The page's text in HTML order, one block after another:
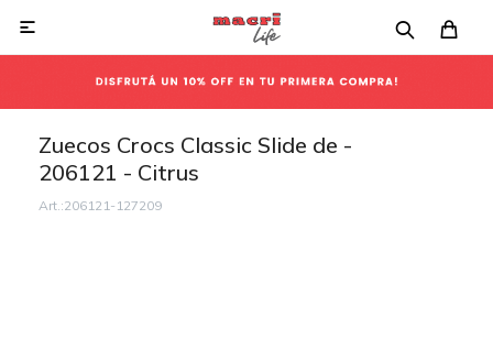

Zuecos Crocs Classic Slide de -
206121 - Citrus
206121-127209